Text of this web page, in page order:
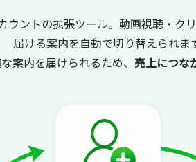
ウントの拡張ツール。動画視聴・ク
届ける案内を自動で切り替えられま
案内を届けられるため、 売上につな